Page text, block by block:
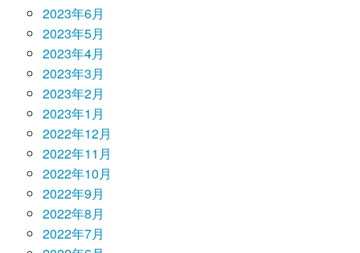
2023年6月
2023年5月
2023年4月
2023年3月
2023年2月
2023年1月
2022年12月
2022年11月
2022年10月
2022年9月
2022年8月
2022年7月